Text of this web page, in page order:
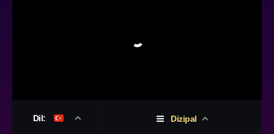
Dil: Dizipal